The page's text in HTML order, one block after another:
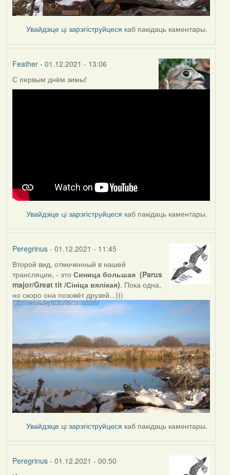
Увайдзіце цізарэгіструйцеся каб пакідаць каментары.
Feather- 01.12.2021 - 13:06
С первым днём зимы!
Увайдзіце цізарэгіструйцеся каб пакідаць каментары.
Peregrinus- 01.12.2021 - 11:45
Второй вид, отмеченный в нашей
трансляции, - это Синица большая (Parus
major/Great tit /Сініца вялікая). Пока одна,
но скоро она позовёт друзей...)))
Увайдзіце цізарэгіструйцеся каб пакідаць каментары.
Peregrinus- 01.12.2021 - 00:50